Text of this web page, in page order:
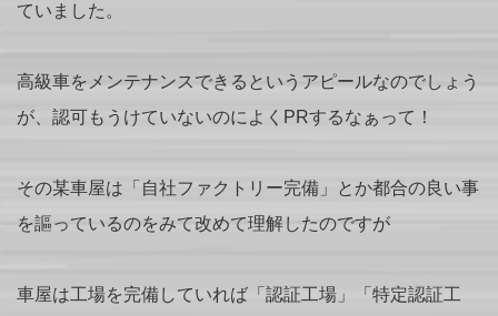
ていました。
高級車をメンテナンスできるというアピールなのでしょう
が、認可もうけていないのによくPRするなぁって！
その某車屋は「自社ファクトリー完備」とか都合の良い事
を謳っているのをみて改めて理解したのですが
車屋は工場を完備していれば「認証工場」「特定認証工